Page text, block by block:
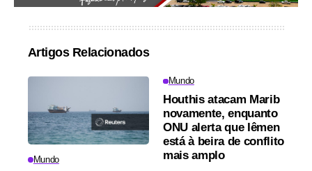
Artigos Relacionados
Mundo
Mundo
Houthis atacam Marib
novamente, enquanto
ONU alerta que Iêmen
está à beira de conflito
mais amplo